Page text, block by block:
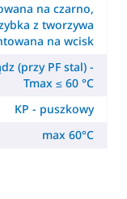
na czarno,
z tworzywa
na wcisk
(przy PF stal) -
Tmax ≤ 60 °C
KP - puszkowy
max 60°C